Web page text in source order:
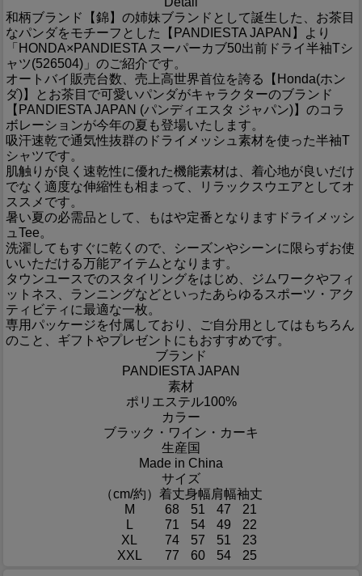
和柄ブランド【錦】の姉妹ブランドとして誕生した、お茶目
なパンダをモチーフとした【PANDIESTA JAPAN】より
「HONDA×PANDIESTA スーパーカブ50出前ドライ半袖Tシ
ャツ(526504)」のご紹介です。
オートバイ販売台数、売上高世界首位を誇る【Honda(ホン
ダ)】とお茶目で可愛いパンダがキャラクターのブランド
【PANDIESTA JAPAN (パンディエスタ ジャパン)】のコラ
ボレーションが今年の夏も登場いたします。
吸汗速乾で通気性抜群のドライメッシュ素材を使った半袖T
シャツです。
肌触りが良く速乾性に優れた機能素材は、着心地が良いだけ
でなく適度な伸縮性も相まって、リラックスウエアとしてオ
ススメです。
暑い夏の必需品として、もはや定番となりますドライメッシ
ュTee。
洗濯してもすぐに乾くので、シーズンやシーンに限らずお使
いいただける万能アイテムとなります。
タウンユースでのスタイリングをはじめ、ジムワークやフィ
ットネス、ランニングなどといったあらゆるスポーツ・アク
ティビティに最適な一枚。
専用パッケージを付属しており、ご自分用としてはもちろん
のこと、ギフトやプレゼントにもおすすめです。
ブランド
PANDIESTA JAPAN
素材
ポリエステル100%
カラー
ブラック・ワイン・カーキ
生産国
Made in China
サイズ
（cm/約） 着丈身幅肩幅袖丈
M
68 51 47
21
L
71 54 49
22
XL
74 57 51
23
XXL
77 60 54 25